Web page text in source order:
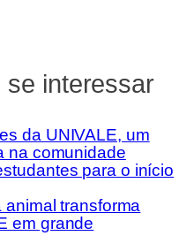
se interessar
da UNIVALE, um
na comunidade
para o início
transforma
em grande